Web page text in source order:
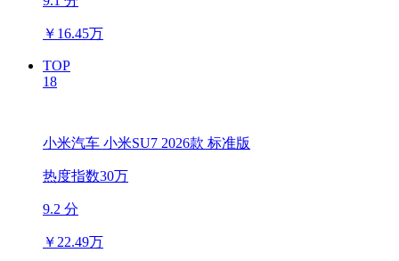
￥ 16.45万
TOP
18
小米汽车 小米SU7 2026款 标准版
热度指数30万
9.2 分
￥ 22.49万